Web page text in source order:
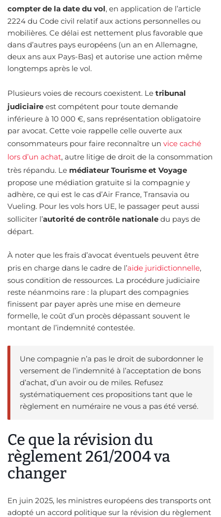
compter de la date du vol, en application de l’article
2224 du Code civil relatif aux actions personnelles ou
mobilières. Ce délai est nettement plus favorable que
dans d’autres pays européens (un an en Allemagne,
deux ans aux Pays-Bas) et autorise une action même
longtemps après le vol.
Plusieurs voies de recours coexistent. Le tribunal
judiciaire est compétent pour toute demande
inférieure à 10 000 €, sans représentation obligatoire
par avocat. Cette voie rappelle celle ouverte aux
consommateurs pour faire reconnaître un vice caché
lors d’un achat, autre litige de droit de la consommation
très répandu. Le médiateur Tourisme et Voyage
propose une médiation gratuite si la compagnie y
adhère, ce qui est le cas d’Air France, Transavia ou
Vueling. Pour les vols hors UE, le passager peut aussi
solliciter l’autorité de contrôle nationale du pays de
départ.
À noter que les frais d’avocat éventuels peuvent être
pris en charge dans le cadre de l’aide juridictionnelle,
sous condition de ressources. La procédure judiciaire
reste néanmoins rare : la plupart des compagnies
finissent par payer après une mise en demeure
formelle, le coût d’un procès dépassant souvent le
montant de l’indemnité contestée.
Une compagnie n’a pas le droit de subordonner le
versement de l’indemnité à l’acceptation de bons
d’achat, d’un avoir ou de miles. Refusez
systématiquement ces propositions tant que le
règlement en numéraire ne vous a pas été versé.
Ce que la révision du
règlement 261/2004 va
changer
En juin 2025, les ministres européens des transports ont
adopté un accord politique sur la révision du règlement